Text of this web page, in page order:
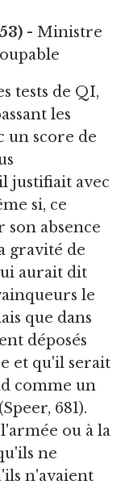
- Ministre
tests de QI,
les
un score de
justifiait avec
si, ce
son absence
gravité de
aurait dit
le
que dans
déposés
et qu'il serait
comme un
681).
ou à la
ne
n'avaient